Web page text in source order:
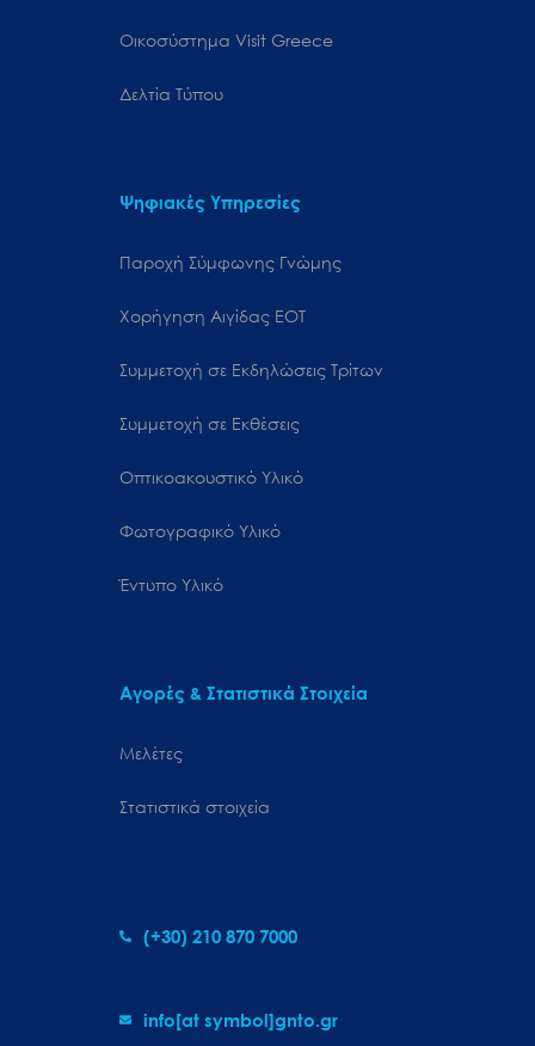
Oικοσύστημα Visit Greece
Δελτία Τύπου
Ψηφιακές Υπηρεσίες
Παροχή Σύμφωνης Γνώμης
Χορήγηση Αιγίδας ΕΟΤ
Συμμετοχή σε Εκδηλώσεις Τρίτων
Συμμετοχή σε Εκθέσεις
Οπτικοακουστικό Υλικό
Φωτογραφικό Υλικό
Έντυπο Υλικό
Αγορές & Στατιστικά Στοιχεία
Μελέτες
Στατιστικά στοιχεία
(+30) 210 870 7000
info[at symbol]gnto.gr